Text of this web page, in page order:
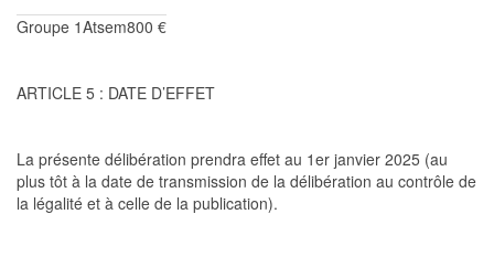
Groupe 1Atsem800 €
ARTICLE 5 : DATE D’EFFET
La présente délibération prendra effet au 1er janvier 2025 (au
plus tôt à la date de transmission de la délibération au contrôle de
la légalité et à celle de la publication).